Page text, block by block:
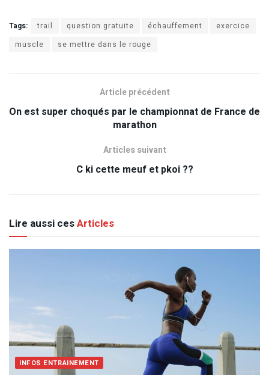
Tags: trail question gratuite échauffement
exercice
muscle
se mettre dans le rouge
Article précédent
On est super choqués par le championnat de France de
marathon
Articles suivant
C ki cette meuf et pkoi ??
Lire aussi cesArticles
INFOS ENTRAINEMENT